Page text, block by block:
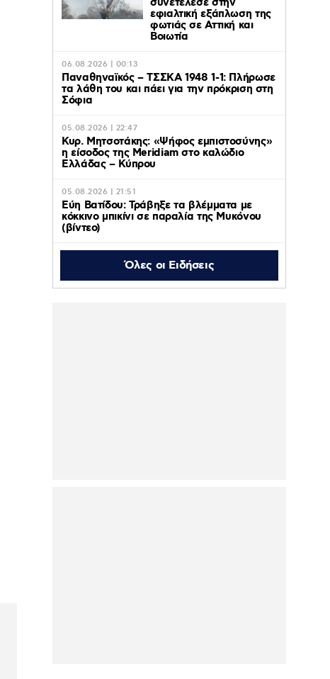
συνετέλεσε στην
εφιαλτική εξάπλωση της
φωτιάς σε Αττική και
Βοιωτία
06.08.2026 | 00:13
Παναθηναϊκός – ΤΣΣΚΑ 1948 1-1: Πλήρωσε
τα λάθη του και πάει για την πρόκριση στη
Σόφια
05.08.2026 | 22:47
Κυρ. Μητσοτάκης: «Ψήφος εμπιστοσύνης»
η είσοδος της Meridiam στο καλώδιο
Ελλάδας – Κύπρου
05.08.2026 | 21:51
Εύη Βατίδου: Τράβηξε τα βλέμματα με
κόκκινο μπικίνι σε παραλία της Μυκόνου
(βίντεο)
Όλες οι Ειδήσεις